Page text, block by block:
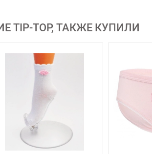
TIP-TOP, ТАКЖЕ КУПИЛИ